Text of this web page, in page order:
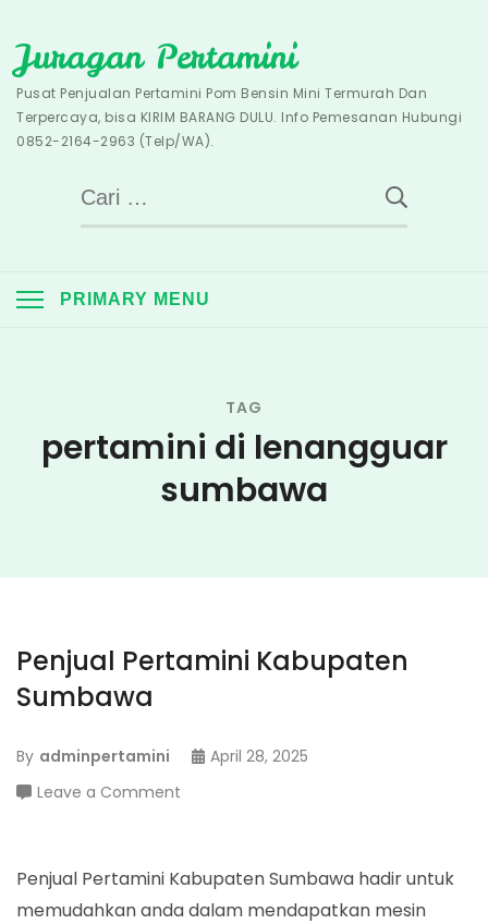
to
content
Juragan Pertamini
Pusat Penjualan Pertamini Pom Bensin Mini Termurah Dan
Terpercaya, bisa KIRIM BARANG DULU. Info Pemesanan Hubungi
0852-2164-2963 (Telp/WA).
Cari
untuk:
PRIMARY MENU
TAG
pertamini di lenangguar
sumbawa
Penjual Pertamini Kabupaten
Sumbawa
By adminpertamini
April 28, 2025
Leave a Comment
Kabupaten
Sumbawa
Penjual Pertamini Kabupaten Sumbawa hadir untuk
memudahkan anda dalam mendapatkan mesin